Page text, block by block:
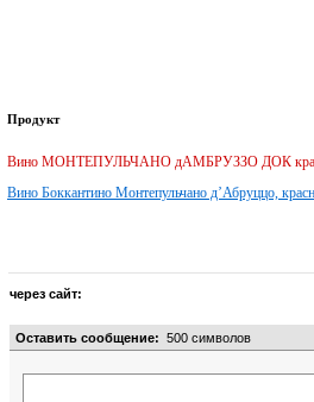
Продукт
Вино МОНТЕПУЛЬЧАНО дАМБРУЗЗО ДОК
Вино Боккантино Монтепульчано д’Абруццо,
через сайт:
Оставить сообщение: 500 символов